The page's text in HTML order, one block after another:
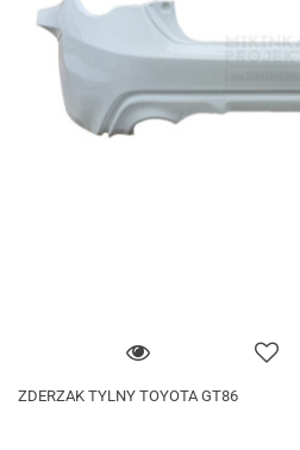
ZDERZAK TYLNY TOYOTA GT86